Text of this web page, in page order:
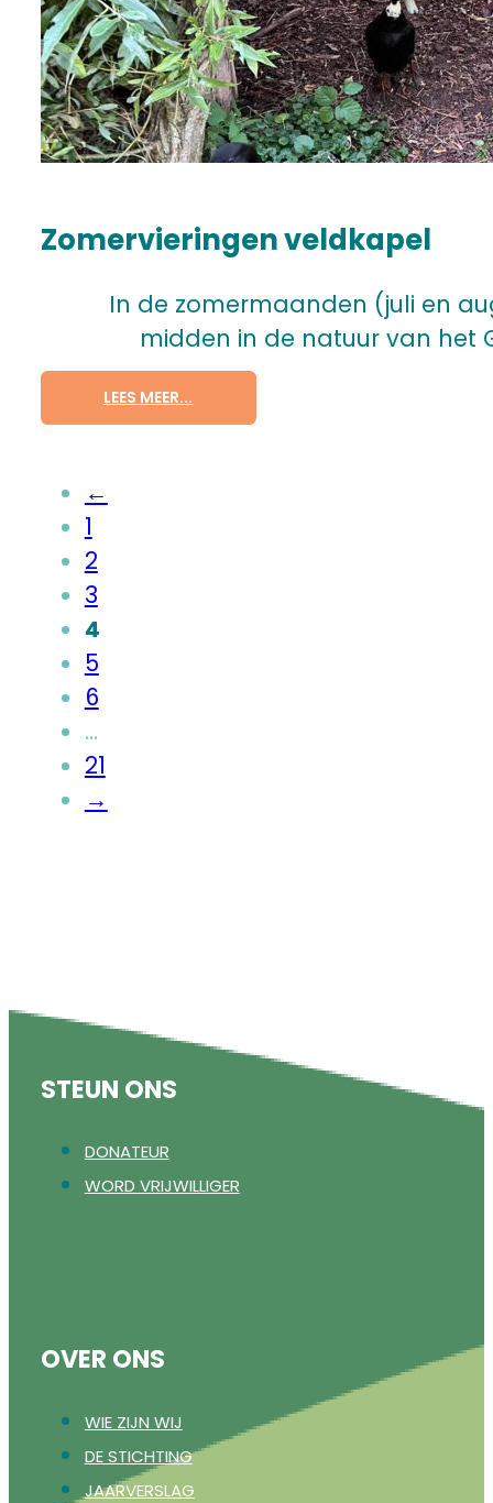
Zomervieringen veldkapel
In de zomermaanden (juli en
midden in de natuur van het
LEES MEER...
←
1
2
3
4
5
6
…
21
→
STEUN ONS
DONATEUR
WORD VRIJWILLIGER
OVER ONS
WIE ZIJN WIJ
DE STICHTING
JAARVERSLAG